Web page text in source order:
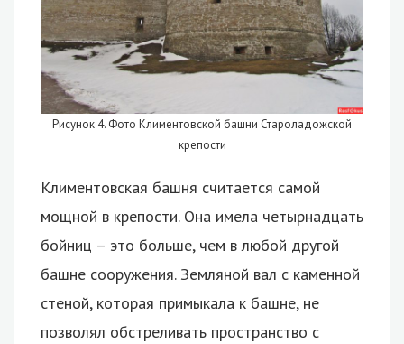
Рисунок 4. Фото Климентовской башни Староладожской
крепости
Климентовская башня считается самой
мощной в крепости. Она имела четырнадцать
бойниц – это больше, чем в любой другой
башне сооружения. Земляной вал с каменной
стеной, которая примыкала к башне, не
позволял обстреливать пространство с